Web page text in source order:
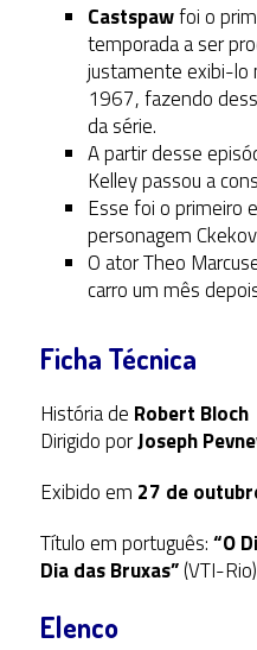
Castspawfoi o
temporada a ser
justamente exibi-lo
1967, fazendo
da série.
A partir desse
Kelley passou a
Esse foi o primeiro
personagem Ckekov
O ator Theo
carro um mês
Ficha Técnica
História de Robert Bloch
Dirigido porJoseph
Exibido em 27 de
Título em português:“O
Dia das Bruxas”(VTI-Rio)
Elenco